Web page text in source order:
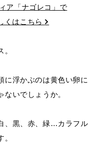
ア「ナゴレコ」で
くはこちら
に浮かぶのは黄色い卵に
いでしょうか。
、黒、赤、緑…カラフル